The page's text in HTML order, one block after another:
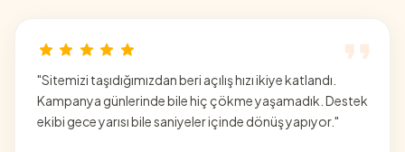
"Sitemizi taşıdığımızdan beri açılış hızı ikiye katlandı.
Kampanya günlerinde bile hiç çökme yaşamadık. Destek
ekibi gece yarısı bile saniyeler içinde dönüş yapıyor."